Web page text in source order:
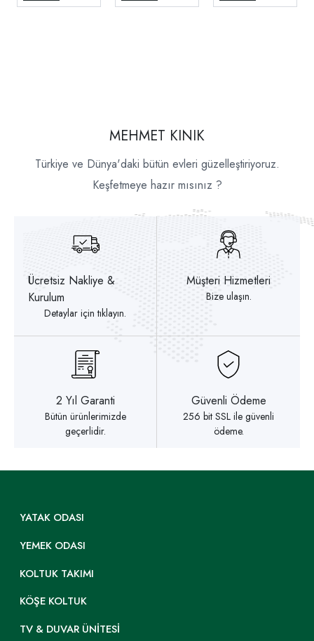
MEHMET KINIK
Türkiye ve Dünya'daki bütün evleri güzelleştiriyoruz.
Keşfetmeye hazır mısınız ?
Ücretsiz Nakliye &
Kurulum
Detaylar için tıklayın.
Müşteri Hizmetleri
Bize ulaşın.
2 Yıl Garanti
Bütün ürünlerimizde
geçerlidir.
Güvenli Ödeme
256 bit SSL ile güvenli
ödeme.
YATAK ODASI
YEMEK ODASI
KOLTUK TAKIMI
KÖŞE KOLTUK
TV & DUVAR ÜNITESI